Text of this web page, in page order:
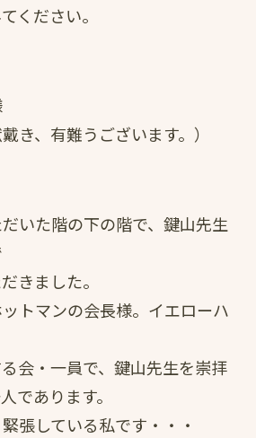
ください。
き、有難うございます。）
いた階の下の階で、鍵山先生
きました。
トマンの会長様。イエローハ
会・一員で、鍵山先生を崇拝
であります。
張している私です・・・